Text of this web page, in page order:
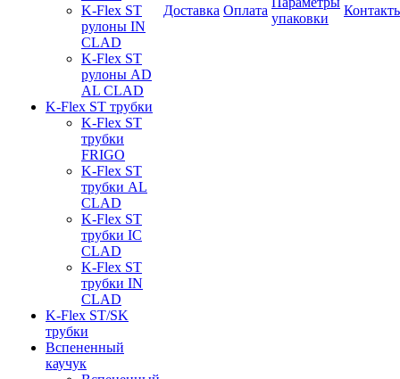
K-Flex ST
рулоны IN
CLAD
K-Flex ST
рулоны AD
AL CLAD
K-Flex ST трубки
K-Flex ST
трубки
FRIGO
K-Flex ST
трубки AL
CLAD
K-Flex ST
трубки IC
CLAD
K-Flex ST
трубки IN
CLAD
K-Flex ST/SK
трубки
Вспененный
каучук
Доставка Оплата
упаковки